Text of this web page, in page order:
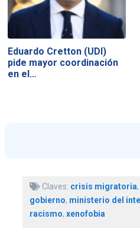
Eduardo Cretton (UDI)
pide mayor coordinación
en el…
Claves: crisis migratoria,
gobierno, ministerio del
racismo, xenofobia